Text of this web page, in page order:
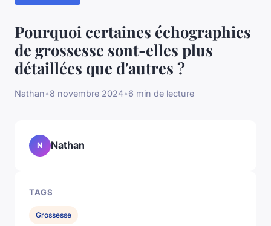
Pourquoi certaines échographies
de grossesse sont-elles plus
détaillées que d'autres ?
Nathan•8 novembre 2024•6 min de lecture
N Nathan
TAGS
Grossesse